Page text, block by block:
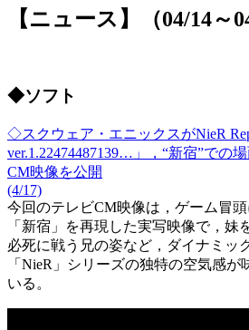
【ニュース】（04/14～
◆ソフト
◇スクウェア・エニックスがNieR
ver.1.22474487139…」，“新宿”での
CM映像を公開
(4/17)
今回のテレビCM映像は，ゲーム冒
「新宿」を再現した実写映像で，妹
必死に戦う兄の姿など，ダイナミッ
「NieR」シリーズの独特の空気感が
いる。